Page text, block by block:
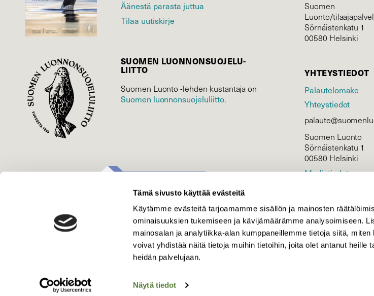
Tämä sivusto käyttää evästeitä
Käytämme evästeitä tarjoamamme sisällön ja mainosten
ominaisuuksien tukemiseen ja kävijämäärämme analysoimiseen.
mainosalan ja analytiikka-alan kumppaneillemme tietoja siitä,
voivat yhdistää näitä tietoja muihin tietoihin, joita olet antanut heille
heidän palvelujaan.
Näytä tiedot
Äänestä parasta juttua
Tilaa uutiskirje
SUOMEN LUONNON­SUOJELU­
LIITTO
Suomen Luonto -lehden kustantaja on
Suomen luonnonsuojelu­liitto.
Suomen
Luonto/
Sörnäistenkatu 1
00580 Helsinki
YHTEYSTIEDOT
Palautelomake
Yhteystiedot
Suomen Luonto
Sörnäistenkatu 1
00580 Helsinki
Mediatiedot
KIRJAUDU